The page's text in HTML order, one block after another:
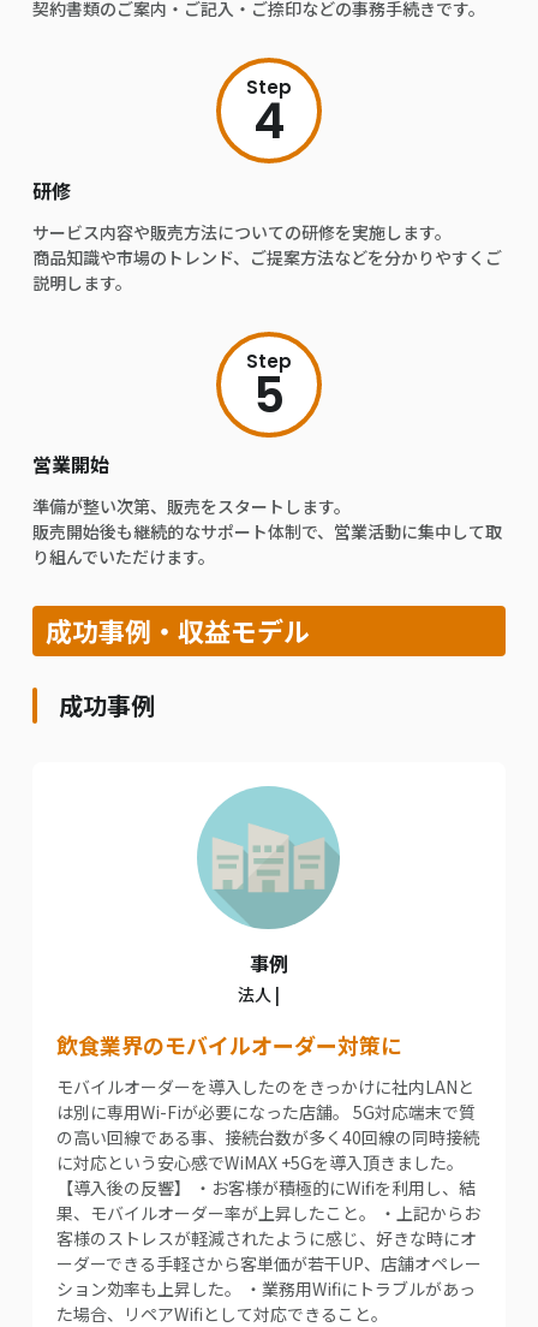
契約書類のご案内・ご記入・ご捺印などの事務手続きです。
Step
4
研修
サービス内容や販売方法についての研修を実施します。
商品知識や市場のトレンド、ご提案方法などを分かりやすくご
説明します。
Step
5
営業開始
準備が整い次第、販売をスタートします。
販売開始後も継続的なサポート体制で、営業活動に集中して取
り組んでいただけます。
成功事例・収益モデル
成功事例
事例
法人 |
飲食業界のモバイルオーダー対策に
モバイルオーダーを導入したのをきっかけに社内LANと
は別に専用Wi-Fiが必要になった店舗。 5G対応端末で質
の高い回線である事、接続台数が多く40回線の同時接続
に対応という安心感でWiMAX +5Gを導入頂きました。
【導入後の反響】 ・お客様が積極的にWifiを利用し、結
果、モバイルオーダー率が上昇したこと。 ・上記からお
客様のストレスが軽減されたように感じ、好きな時にオ
ーダーできる手軽さから客単価が若干UP、店舗オペレー
ション効率も上昇した。 ・業務用Wifiにトラブルがあっ
た場合、リペアWifiとして対応できること。